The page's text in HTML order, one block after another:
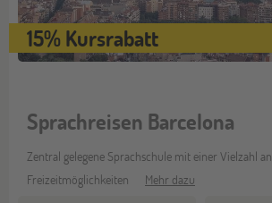
15% Kursrabatt
Sprachreisen Barcelona
Zentral gelegene Sprachschule mit einer Vielzahl an
Freizeitmöglichkeiten
Mehr dazu